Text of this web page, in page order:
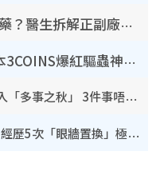
網傳公院改用內地/副廠藥？醫生拆解正副廠分別 揭4類人換藥隨時出事
怕蟲人士夏日救星！日本3COINS爆紅驅蟲神器$45起 1招「全程免觸碰」輕鬆搞定小強
立秋2026｜8月7日立秋進入「多事之秋」 3件事唔做得！專家教6招開運 清枱頭／銀包納氣接好運
颱風白海豚料周日襲浙江！經歷5次「眼牆置換」極罕見 成登陸內地最長途颱風